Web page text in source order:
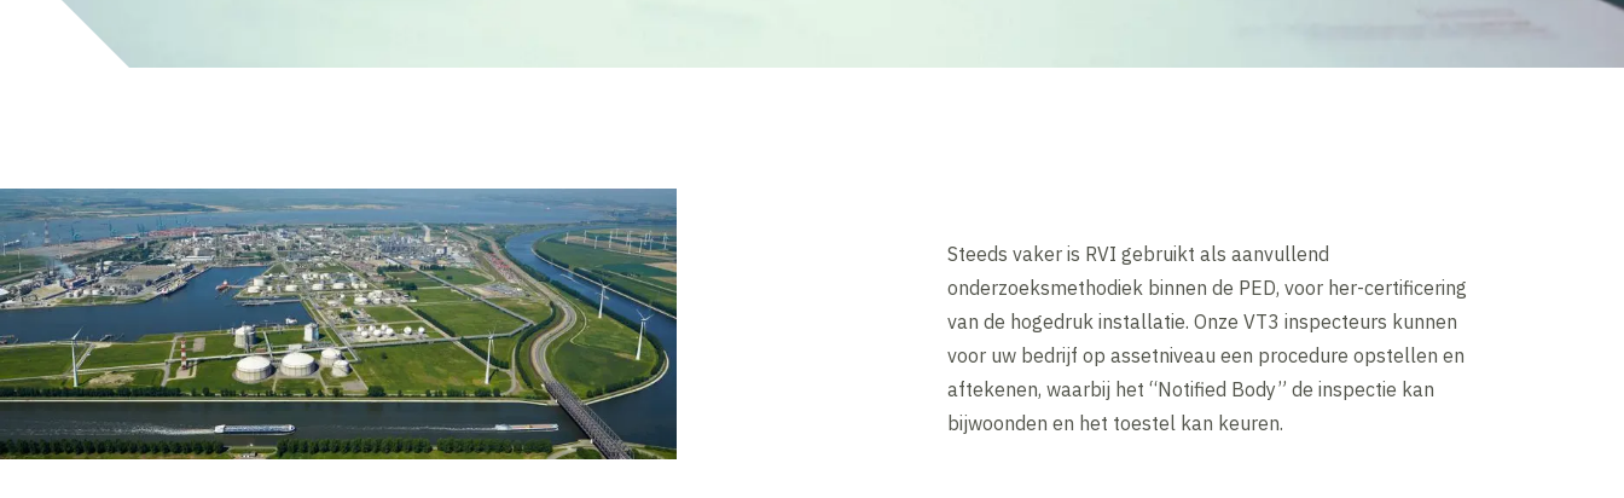
Steeds vaker is RVI gebruikt als aanvullend
onderzoeksmethodiek binnen de PED, voor her-certificering
van de hogedruk installatie. Onze VT3 inspecteurs kunnen
voor uw bedrijf op assetniveau een procedure opstellen en
aftekenen, waarbij het “Notified Body” de inspectie kan
bijwoonden en het toestel kan keuren.